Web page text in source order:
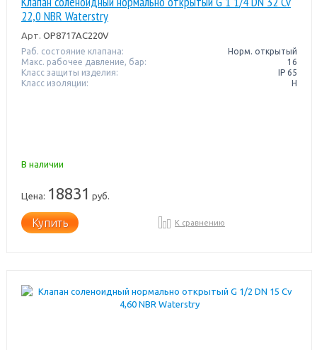
22,0 NBR Waterstry
Арт. OP8717AC220V
Раб. состояние клапана:
Норм. открытый
Макс. рабочее давление, бар:
16
Класс защиты изделия:
IP 65
Класс изоляции:
H
В наличии
Цена: 18831 руб.
Купить К сравнению